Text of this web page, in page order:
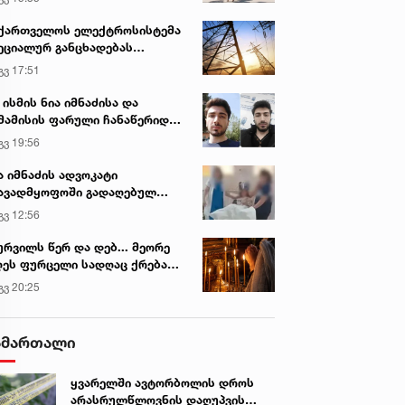
ელექტროსისტემა
განცხადებას
17:51
ნია იმნაძისა და
ფარული ჩანაწერიდან
ავალიანის მკვლელობის
19:56
იმნაძის ადვოკატი
გადაღებულ
ავრცელებს
12:56
წერ და დებ... მეორე
ფურცელი სადღაც ქრება
სურვილი სრულდება...“ -
ტაძარი შიდა
20:25
ყვარელში ავტორბოლის დროს
არასრულწლოვნის დაღუპვის